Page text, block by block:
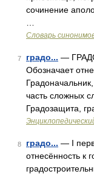
сочинение
Словарь
7 градо... —
Обозначает
часть сложных
Градозащита,
8 градо... — I
отнесённость к